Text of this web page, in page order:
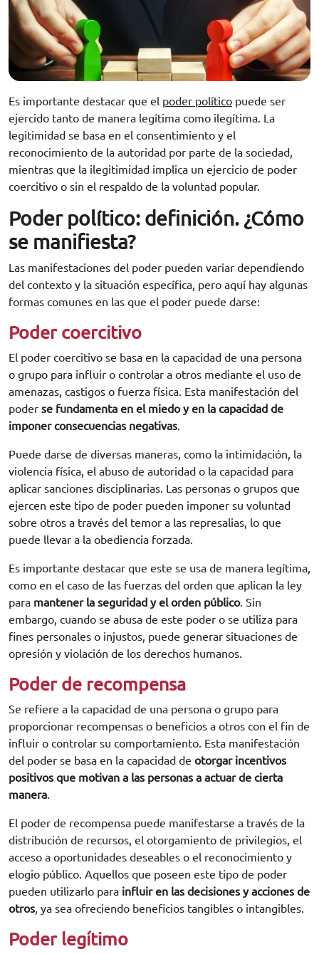
Es importante destacar que el poder político puede ser
ejercido tanto de manera legítima como ilegítima. La
legitimidad se basa en el consentimiento y el
reconocimiento de la autoridad por parte de la sociedad,
mientras que la ilegitimidad implica un ejercicio de poder
coercitivo o sin el respaldo de la voluntad popular.
Poder político: definición. ¿Cómo
se manifiesta?
Las manifestaciones del poder pueden variar dependiendo
del contexto y la situación específica, pero aquí hay algunas
formas comunes en las que el poder puede darse:
Poder coercitivo
El poder coercitivo se basa en la capacidad de una persona
o grupo para influir o controlar a otros mediante el uso de
amenazas, castigos o fuerza física. Esta manifestación del
poder se fundamenta en el miedo y en la capacidad de
imponer consecuencias negativas.
Puede darse de diversas maneras, como la intimidación, la
violencia física, el abuso de autoridad o la capacidad para
aplicar sanciones disciplinarias. Las personas o grupos que
ejercen este tipo de poder pueden imponer su voluntad
sobre otros a través del temor a las represalias, lo que
puede llevar a la obediencia forzada.
Es importante destacar que este se usa de manera legítima,
como en el caso de las fuerzas del orden que aplican la ley
para mantener la seguridad y el orden público. Sin
embargo, cuando se abusa de este poder o se utiliza para
fines personales o injustos, puede generar situaciones de
opresión y violación de los derechos humanos.
Poder de recompensa
Se refiere a la capacidad de una persona o grupo para
proporcionar recompensas o beneficios a otros con el fin de
influir o controlar su comportamiento. Esta manifestación
del poder se basa en la capacidad de otorgar incentivos
positivos que motivan a las personas a actuar de cierta
manera.
El poder de recompensa puede manifestarse a través de la
distribución de recursos, el otorgamiento de privilegios, el
acceso a oportunidades deseables o el reconocimiento y
elogio público. Aquellos que poseen este tipo de poder
pueden utilizarlo para influir en las decisiones y acciones de
otros, ya sea ofreciendo beneficios tangibles o intangibles.
Poder legítimo